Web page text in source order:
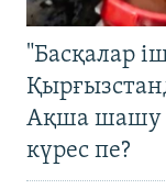
"Басқалар
Ақша шашу
күрес пе?